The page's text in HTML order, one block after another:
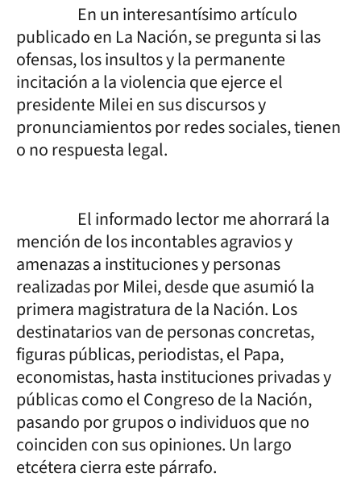
En un interesantísimo artículo
publicado en La Nación, se pregunta si las
ofensas, los insultos y la permanente
incitación a la violencia que ejerce el
presidente Milei en sus discursos y
pronunciamientos por redes sociales, tienen
o no respuesta legal.
El informado lector me ahorrará la
mención de los incontables agravios y
amenazas a instituciones y personas
realizadas por Milei, desde que asumió la
primera magistratura de la Nación. Los
destinatarios van de personas concretas,
figuras públicas, periodistas, el Papa,
economistas, hasta instituciones privadas y
públicas como el Congreso de la Nación,
pasando por grupos o individuos que no
coinciden con sus opiniones. Un largo
etcétera cierra este párrafo.